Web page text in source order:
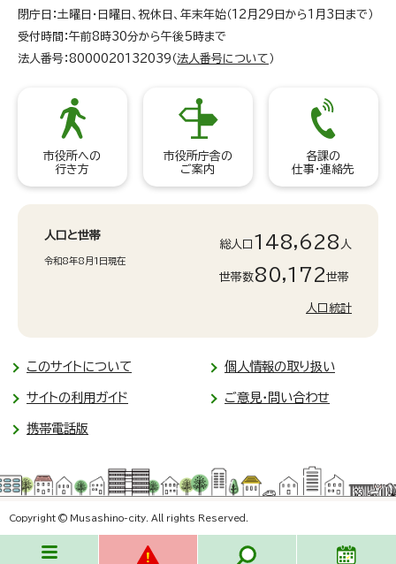
閉庁日：土曜日・日曜日、祝休日、年末年始（12月29日から1月3日まで）
受付時間：午前8時30分から午後5時まで
法人番号：8000020132039（ 法人番号について ）
市役所への
行き方
市役所庁舎の
ご案内
各課の
仕事・連絡先
人口と世帯
令和8年8月1日現在
総人口 148,628 人
世帯数80,172世帯
人口統計
このサイトについて 個人情報の取り扱い
サイトの利用ガイド ご意見・問い合わせ
携帯電話版
Copyright © Musashino-city. All rights Reserved.